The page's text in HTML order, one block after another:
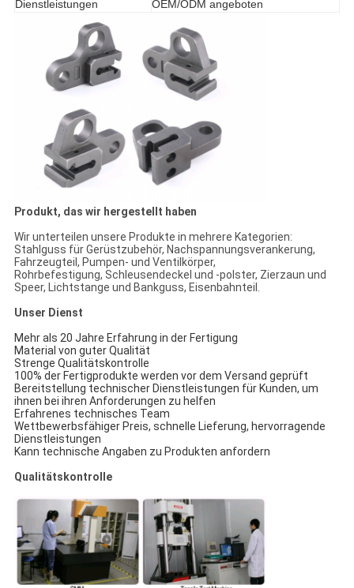
Dienstleistungen OEM/ODM angeboten
Produkt, das wir hergestellt haben
Wir unterteilen unsere Produkte in mehrere Kategorien:
Stahlguss für Gerüstzubehör, Nachspannungsverankerung,
Fahrzeugteil, Pumpen- und Ventilkörper,
Rohrbefestigung, Schleusendeckel und -polster, Zierzaun und
Speer, Lichtstange und Bankguss, Eisenbahnteil.
Unser Dienst
Mehr als 20 Jahre Erfahrung in der Fertigung
Material von guter Qualität
Strenge Qualitätskontrolle
100% der Fertigprodukte werden vor dem Versand geprüft
Bereitstellung technischer Dienstleistungen für Kunden, um
ihnen bei ihren Anforderungen zu helfen
Erfahrenes technisches Team
Wettbewerbsfähiger Preis, schnelle Lieferung, hervorragende
Dienstleistungen
Kann technische Angaben zu Produkten anfordern
Qualitätskontrolle